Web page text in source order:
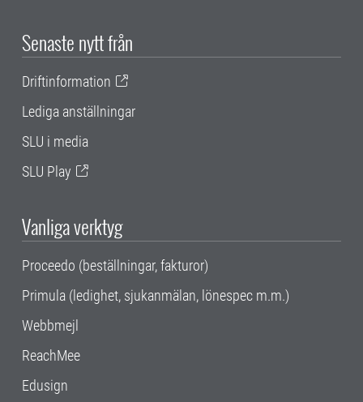
Senaste nytt från
Driftinformation
Lediga anställningar
SLU i media
SLU Play
Vanliga verktyg
Proceedo (beställningar, fakturor)
Primula (ledighet, sjukanmälan, lönespec m.m.)
Webbmejl
ReachMee
Edusign